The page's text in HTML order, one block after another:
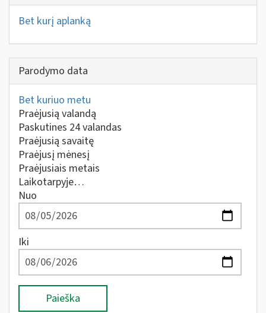
Bet kurį aplanką
Parodymo data
Bet kuriuo metu
Praėjusią valandą
Paskutines 24 valandas
Praėjusią savaitę
Praėjusį mėnesį
Praėjusiais metais
Laikotarpyje…
Nuo
Iki
Paieška